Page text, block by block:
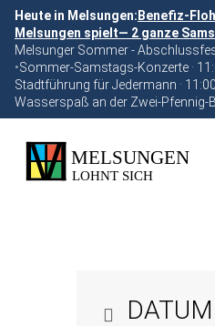
Heute in Melsungen: Benefiz-
Melsungen spielt— 2 ganze
Melsunger Sommer -
•Sommer-Samstags-Konzerte ·
Stadtführung für Jedermann ·
Wasserspaß an der Zwei-Pfennig-
DATUM